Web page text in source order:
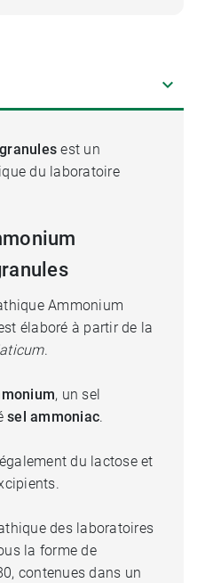
est un
du laboratoire
Ammonium
élaboré à partir de la
.
, un sel
sel ammoniac.
du lactose et
des laboratoires
la forme de
contenues dans un